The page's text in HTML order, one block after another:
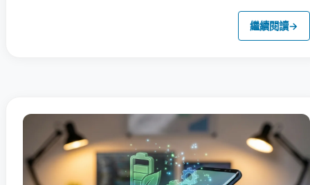
繼續閱讀→